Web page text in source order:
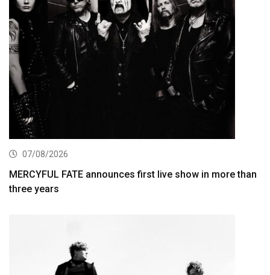
07/08/2026
MERCYFUL FATE announces first live show in more than
three years